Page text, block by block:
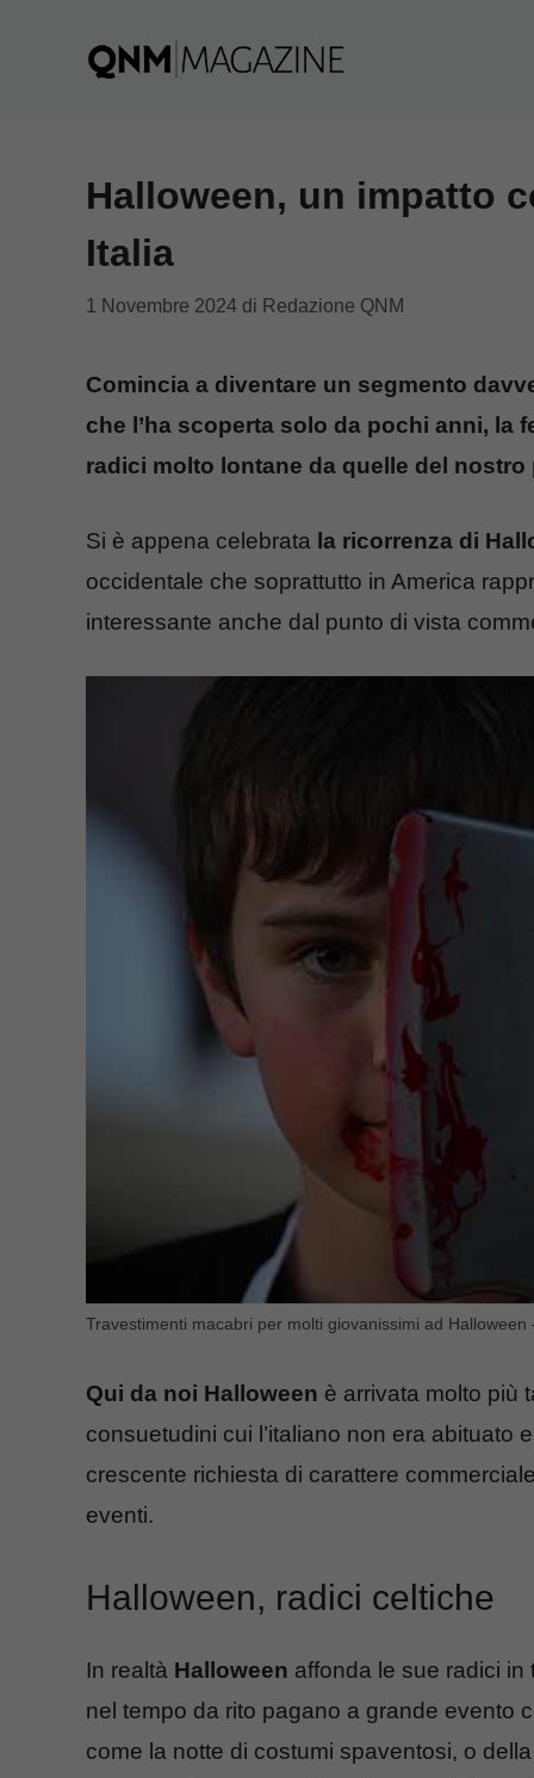
Halloween, un impatto
Italia
1 Novembre 2024 di Redazione QNM
Comincia a diventare un segmento
che l’ha scoperta solo da pochi anni, la
radici molto lontane da quelle del nostro
Si è appena celebrata la ricorrenza di
occidentale che soprattutto in America
interessante anche dal punto di vista
Travestimenti macabri per molti giovanissimi ad Halloween
Qui da noi Halloween è arrivata molto più
consuetudini cui l’italiano non era
crescente richiesta di carattere
eventi.
Halloween, radici celtiche
In realtà Halloween affonda le sue radici in
nel tempo da rito pagano a grande evento
come la notte di costumi spaventosi, o